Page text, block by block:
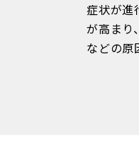
症状が進
が高まり
などの原